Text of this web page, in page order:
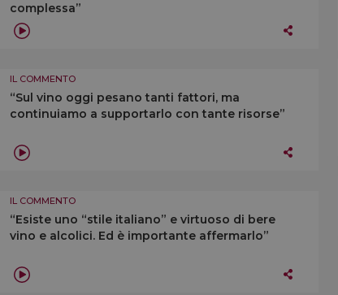
complessa”
IL COMMENTO
“Sul vino oggi pesano tanti fattori, ma
continuiamo a supportarlo con tante risorse”
IL COMMENTO
“Esiste uno “stile italiano” e virtuoso di bere
vino e alcolici. Ed è importante affermarlo”